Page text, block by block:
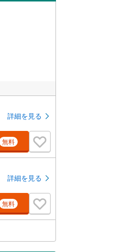
詳細を見る
無料
詳細を見る
無料